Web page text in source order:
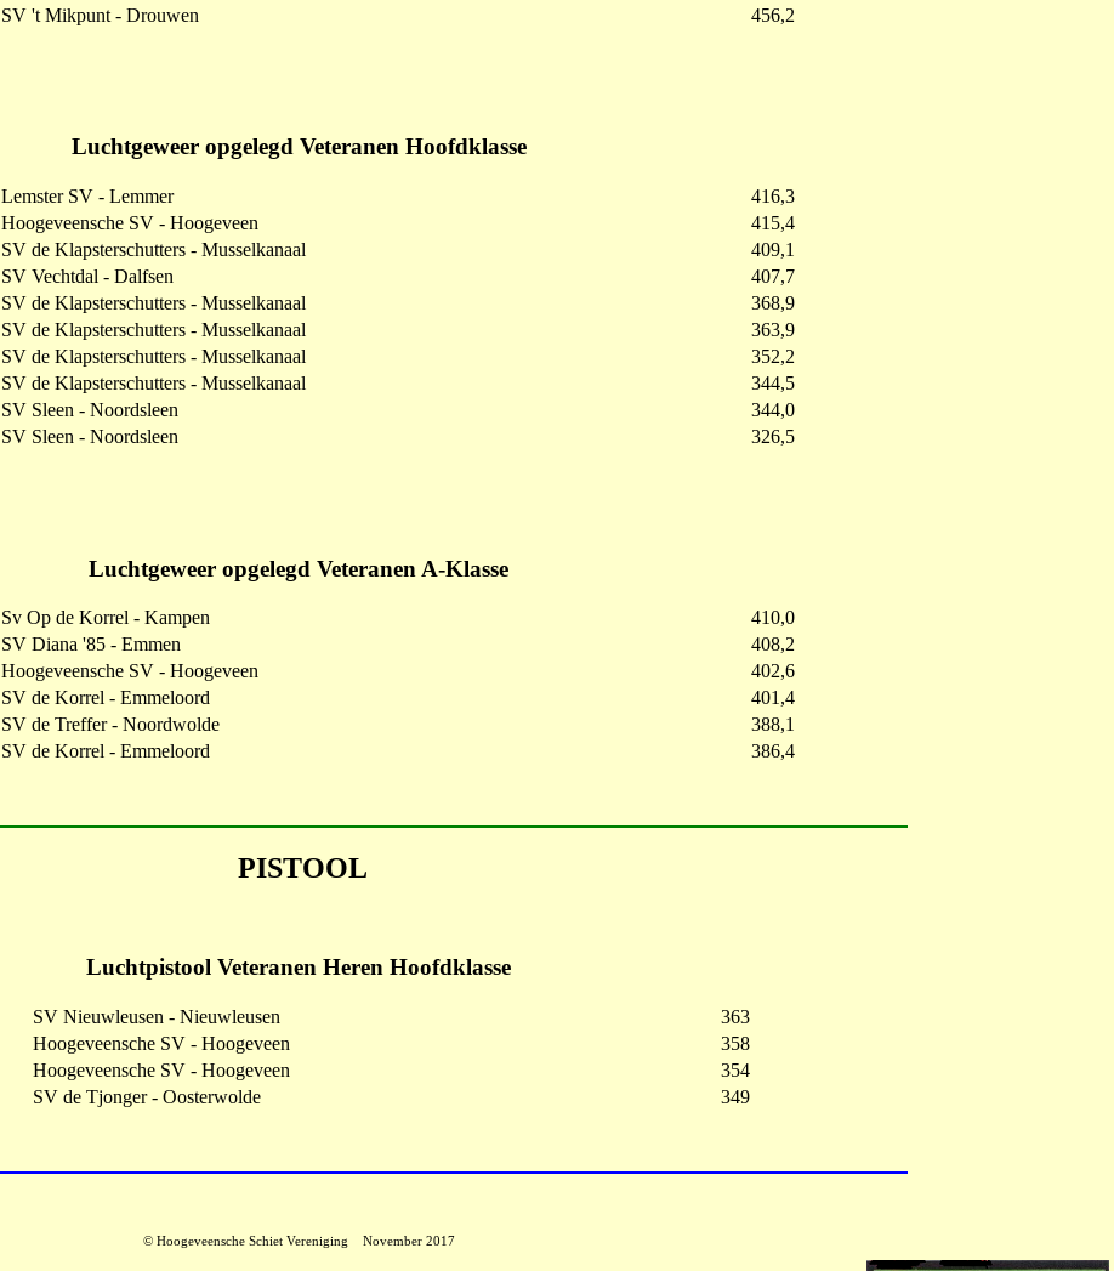
SV 't Mikpunt - Drouwen 456,2
Luchtgeweer opgelegd Veteranen Hoofdklasse
Lemster SV - Lemmer
416,3
Hoogeveensche SV - Hoogeveen
415,4
SV de Klapsterschutters - Musselkanaal
409,1
SV Vechtdal - Dalfsen
407,7
SV de Klapsterschutters - Musselkanaal
368,9
SV de Klapsterschutters - Musselkanaal
363,9
SV de Klapsterschutters - Musselkanaal
352,2
SV de Klapsterschutters - Musselkanaal
344,5
SV Sleen - Noordsleen
344,0
SV Sleen - Noordsleen 326,5
Luchtgeweer opgelegd Veteranen A-Klasse
Sv Op de Korrel - Kampen
410,0
SV Diana '85 - Emmen
408,2
Hoogeveensche SV - Hoogeveen
402,6
SV de Korrel - Emmeloord
401,4
SV de Treffer - Noordwolde
388,1
SV de Korrel - Emmeloord 386,4
PISTOOL
Luchtpistool Veteranen Heren Hoofdklasse
SV Nieuwleusen - Nieuwleusen
363
Hoogeveensche SV - Hoogeveen
358
Hoogeveensche SV - Hoogeveen
354
SV de Tjonger - Oosterwolde 349
© Hoogeveensche Schiet Vereniging November 2017